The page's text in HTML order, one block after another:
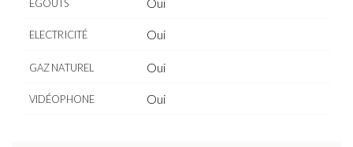
EGOUTS
ELECTRICITÉ Oui
GAZ NATUREL Oui
VIDÉOPHONE Oui